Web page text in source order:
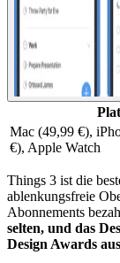
Mac (49,99 €),
€), Apple Watch
Things 3 ist die
ablenkungsfreie
Abonnements
selten, und das
Design Awards